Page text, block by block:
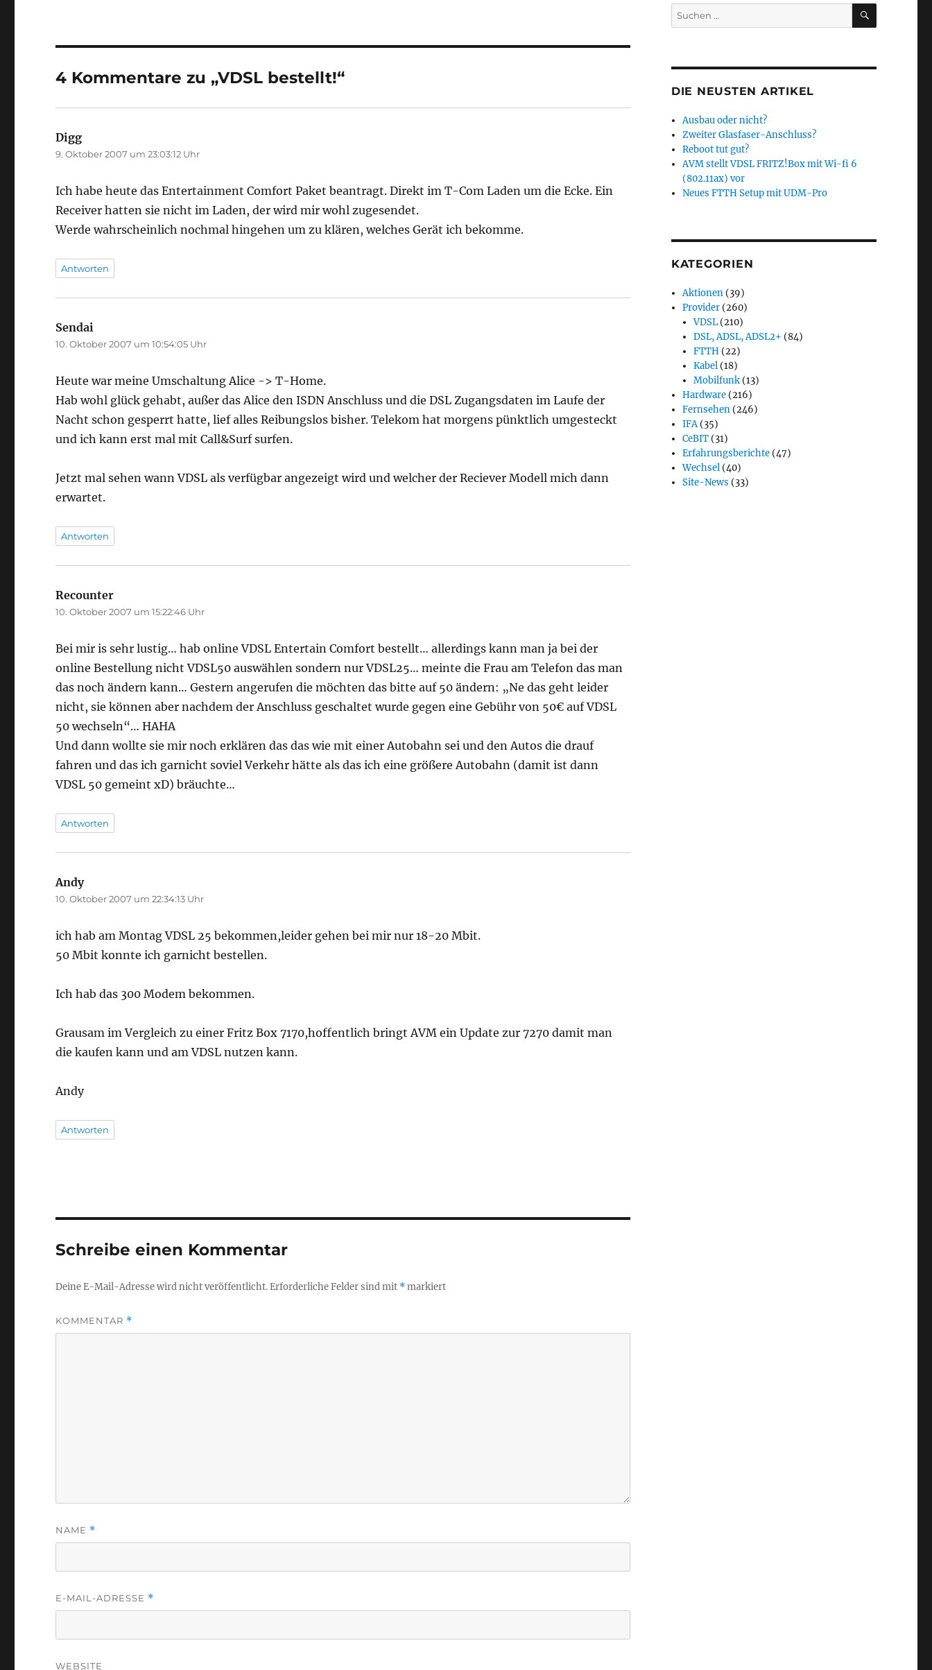
4 Kommentare zu „VDSL bestellt!“
Digg
9. Oktober 2007 um 23:03:12 Uhr
Ich habe heute das Entertainment Comfort Paket beantragt. Direkt im T-Com Laden um die Ecke. Ein
Receiver hatten sie nicht im Laden, der wird mir wohl zugesendet.
Werde wahrscheinlich nochmal hingehen um zu klären, welches Gerät ich bekomme.
Antworten
Sendai
10. Oktober 2007 um 10:54:05 Uhr
Heute war meine Umschaltung Alice -> T-Home.
Hab wohl glück gehabt, außer das Alice den ISDN Anschluss und die DSL Zugangsdaten im Laufe der
Nacht schon gesperrt hatte, lief alles Reibungslos bisher. Telekom hat morgens pünktlich umgesteckt
und ich kann erst mal mit Call&Surf surfen.
Jetzt mal sehen wann VDSL als verfügbar angezeigt wird und welcher der Reciever Modell mich dann
erwartet.
Antworten
Recounter
10. Oktober 2007 um 15:22:46 Uhr
Bei mir is sehr lustig… hab online VDSL Entertain Comfort bestellt… allerdings kann man ja bei der
online Bestellung nicht VDSL50 auswählen sondern nur VDSL25… meinte die Frau am Telefon das man
das noch ändern kann… Gestern angerufen die möchten das bitte auf 50 ändern: „Ne das geht leider
nicht, sie können aber nachdem der Anschluss geschaltet wurde gegen eine Gebühr von 50€ auf VDSL
50 wechseln“… HAHA
Und dann wollte sie mir noch erklären das das wie mit einer Autobahn sei und den Autos die drauf
fahren und das ich garnicht soviel Verkehr hätte als das ich eine größere Autobahn (damit ist dann
VDSL 50 gemeint xD) bräuchte…
Antworten
Andysagt:
10. Oktober 2007 um 22:34:13 Uhr
ich hab am Montag VDSL 25 bekommen,leider gehen bei mir nur 18-20 Mbit.
50 Mbit konnte ich garnicht bestellen.
Ich hab das 300 Modem bekommen.
Grausam im Vergleich zu einer Fritz Box 7170,hoffentlich bringt AVM ein Update zur 7270 damit man
die kaufen kann und am VDSL nutzen kann.
Andy
Antworten
Schreibe einen Kommentar
Deine E-Mail-Adresse wird nicht veröffentlicht.Erforderliche Felder sind mit *markiert
KOMMENTAR *
NAME *
E-MAIL-ADRESSE *
WEBSITE
Suchen
nach:
SUCHEN
DIE NEUSTEN ARTIKEL
Ausbau oder nicht?
Zweiter Glasfaser-Anschluss?
Reboot tut gut?
AVM stellt VDSL FRITZ!Box mit Wi-fi 6
(802.11ax) vor
Neues FTTH Setup mit UDM-Pro
KATEGORIEN
Aktionen (39)
Provider (260)
VDSL (210)
DSL, ADSL, ADSL2+ (84)
FTTH (22)
Kabel (18)
Mobilfunk (13)
Hardware (216)
Fernsehen (246)
IFA(35)
CeBIT (31)
Erfahrungsberichte (47)
Wechsel (40)
Site-News (33)